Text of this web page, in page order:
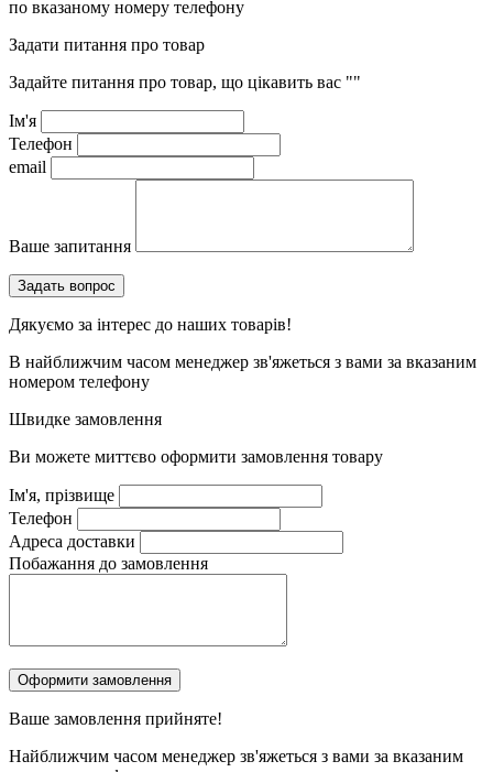
по вказаному номеру телефону
Задати питання про товар
Задайте питання про товар, що цікавить вас ""
Ім'я
Телефон
email
Ваше запитання
Дякуємо за інтерес до наших товарів!
В найближчим часом менеджер зв'яжеться з вами за вказаним
номером телефону
Швидке замовлення
Ви можете миттєво оформити замовлення товару
Ім'я, прізвище
Телефон
Адреса доставки
Побажання до замовлення
Ваше замовлення прийняте!
Найближчим часом менеджер зв'яжеться з вами за вказаним